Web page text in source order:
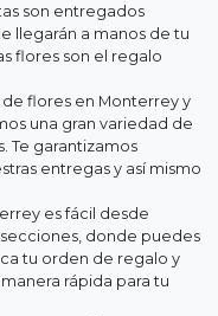
son entregados
llegarán a manos de tu
flores son el regalo
flores en Monterrey y
una gran variedad de
Te garantizamos
entregas y así mismo
es fácil desde
donde puedes
tu orden de regalo y
rápida para tu